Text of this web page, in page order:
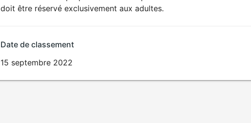
EXPLICITE
doit être réservé exclusivement aux adultes.
Date de classement
15 septembre 2022